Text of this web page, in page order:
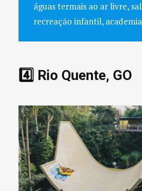
águas termais ao ar livre,
recreação infantil,
4️⃣ Rio Quente, GO